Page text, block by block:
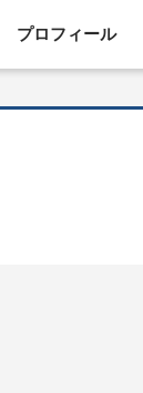
プロフィール